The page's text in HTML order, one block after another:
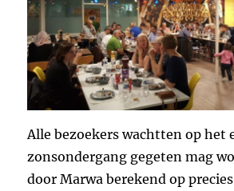
Alle bezoekers wachtten op het
zonsondergang gegeten mag
door Marwa berekend op